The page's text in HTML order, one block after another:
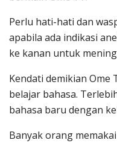
Perlu hati-hati dan
apabila ada indikasi
ke kanan untuk
Kendati demikian
belajar bahasa.
bahasa baru dengan
Banyak orang